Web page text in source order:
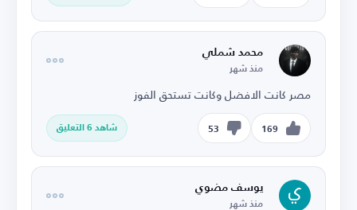
محمد شملي
منذ شهر
مصر كانت الافضل وكانت تستحق الفوز
169
53 شاهد 6 التعليق
يوسف مضوي
منذ شهر